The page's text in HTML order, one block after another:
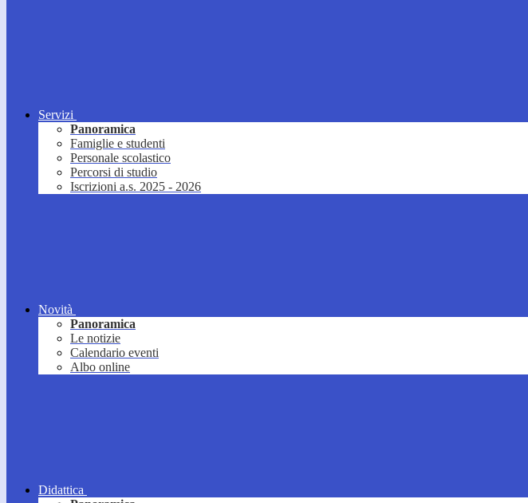
Servizi
Panoramica
Famiglie e studenti
Personale scolastico
Percorsi di studio
Iscrizioni a.s. 2025 - 2026
Novità
Panoramica
Le notizie
Calendario eventi
Albo online
Didattica